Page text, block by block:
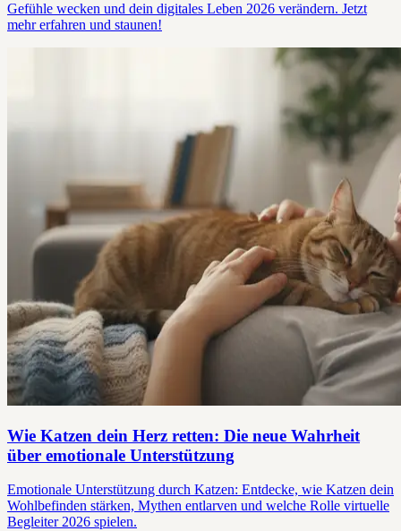
Gefühle wecken und dein digitales Leben 2026 verändern. Jetzt
mehr erfahren und staunen!
Wie Katzen dein Herz retten: Die neue Wahrheit
über emotionale Unterstützung
Emotionale Unterstützung durch Katzen: Entdecke, wie Katzen dein
Wohlbefinden stärken, Mythen entlarven und welche Rolle virtuelle
Begleiter 2026 spielen.